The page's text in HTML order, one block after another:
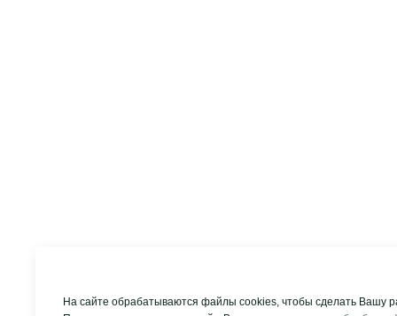
На сайте обрабатываются файлы cookies, чтобы сделать Вашу